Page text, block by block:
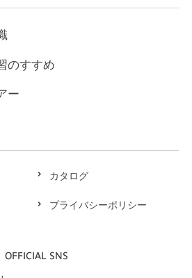
カタログ
プライバシーポリシー
OFFICIAL SNS
のすすめ
ー